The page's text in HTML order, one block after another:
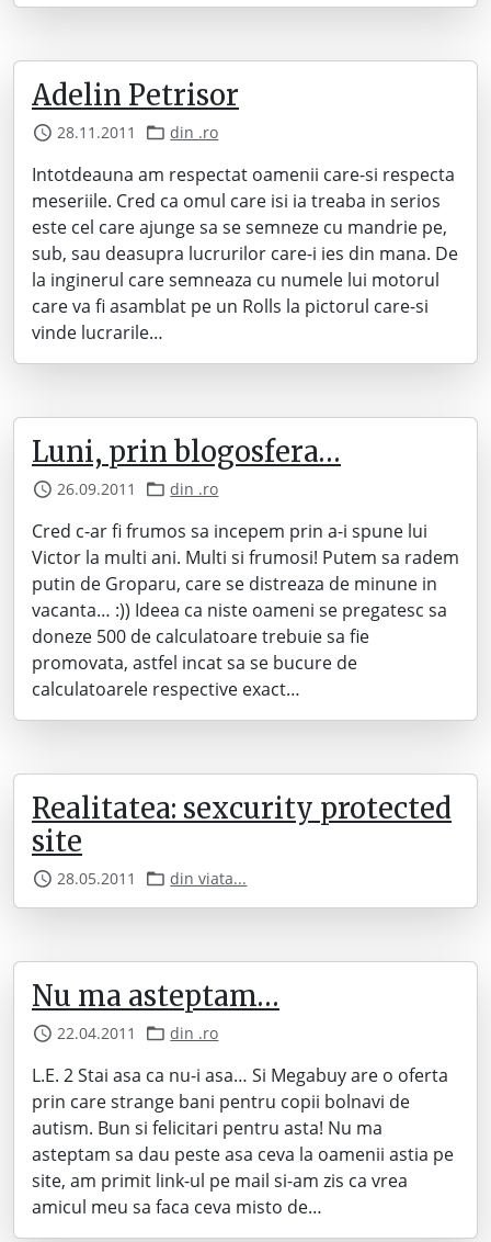
Adelin Petrisor
28.11.2011 din .ro
Intotdeauna am respectat oamenii care-si respecta
meseriile. Cred ca omul care isi ia treaba in serios
este cel care ajunge sa se semneze cu mandrie pe,
sub, sau deasupra lucrurilor care-i ies din mana. De
la inginerul care semneaza cu numele lui motorul
care va fi asamblat pe un Rolls la pictorul care-si
vinde lucrarile…
Luni, prin blogosfera…
26.09.2011 din .ro
Cred c-ar fi frumos sa incepem prin a-i spune lui
Victor la multi ani. Multi si frumosi! Putem sa radem
putin de Groparu, care se distreaza de minune in
vacanta… :)) Ideea ca niste oameni se pregatesc sa
doneze 500 de calculatoare trebuie sa fie
promovata, astfel incat sa se bucure de
calculatoarele respective exact…
Realitatea: sexcurity protected
site
28.05.2011 din viata...
Nu ma asteptam…
22.04.2011 din .ro
L.E. 2 Stai asa ca nu-i asa… Si Megabuy are o oferta
prin care strange bani pentru copii bolnavi de
autism. Bun si felicitari pentru asta! Nu ma
asteptam sa dau peste asa ceva la oamenii astia pe
site, am primit link-ul pe mail si-am zis ca vrea
amicul meu sa faca ceva misto de…